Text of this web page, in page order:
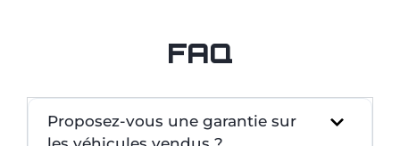
FAQ
Proposez-vous une garantie sur